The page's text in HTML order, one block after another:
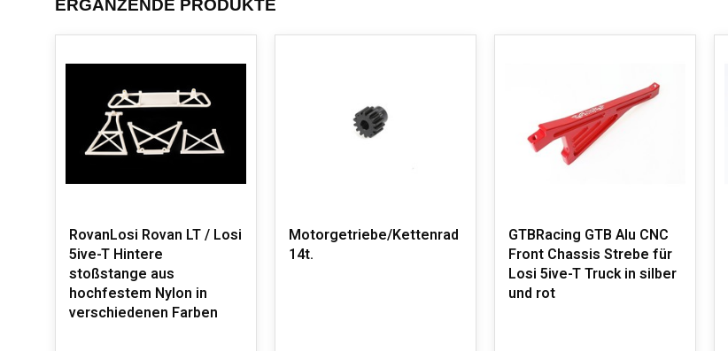
ERGÄNZENDE PRODUKTE
RovanLosi Rovan LT / Losi
5ive-T Hintere
stoßstange aus
hochfestem Nylon in
verschiedenen Farben
Motorgetriebe/Kettenrad
14t.
GTBRacing GTB Alu CNC
Front Chassis Strebe für
Losi 5ive-T Truck in silber
und rot